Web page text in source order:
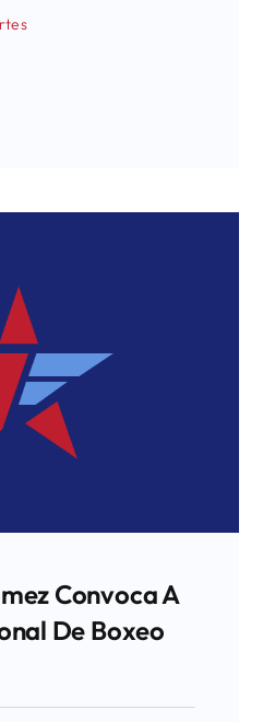
Convoca A
De Boxeo